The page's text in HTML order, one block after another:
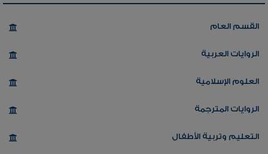
القسم العام
الروايات العربية
العلوم الإسلامية
الروايات المترجمة
التعليم وتربية الأطفال